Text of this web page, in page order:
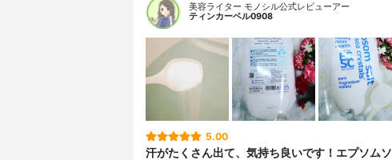
美容ライター モノシル公式レビューアー
ティンカーベル0908
5.00
汗がたくさん出て、気持ち良いです！エプソムソ